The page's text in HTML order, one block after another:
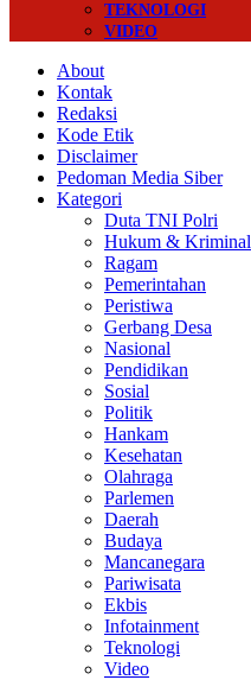
TEKNOLOGI
VIDEO
About
Kontak
Redaksi
Kode Etik
Disclaimer
Pedoman Media Siber
Kategori
Duta TNI Polri
Hukum & Kriminal
Ragam
Pemerintahan
Peristiwa
Gerbang Desa
Nasional
Pendidikan
Sosial
Politik
Hankam
Kesehatan
Olahraga
Parlemen
Daerah
Budaya
Mancanegara
Pariwisata
Ekbis
Infotainment
Teknologi
Video